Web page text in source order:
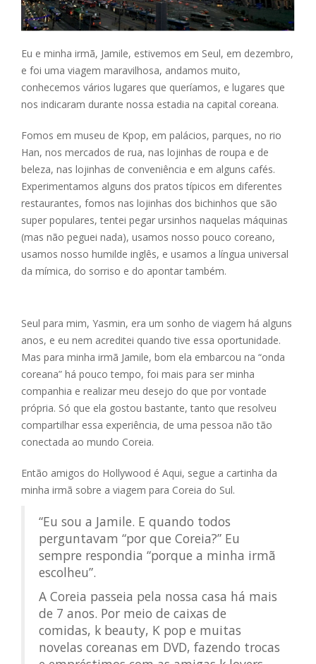
Eu e minha irmã, Jamile, estivemos em Seul, em dezembro,
e foi uma viagem maravilhosa, andamos muito,
conhecemos vários lugares que queríamos, e lugares que
nos indicaram durante nossa estadia na capital coreana.
Fomos em museu de Kpop, em palácios, parques, no rio
Han, nos mercados de rua, nas lojinhas de roupa e de
beleza, nas lojinhas de conveniência e em alguns cafés.
Experimentamos alguns dos pratos típicos em diferentes
restaurantes, fomos nas lojinhas dos bichinhos que são
super populares, tentei pegar ursinhos naquelas máquinas
(mas não peguei nada), usamos nosso pouco coreano,
usamos nosso humilde inglês, e usamos a língua universal
da mímica, do sorriso e do apontar também.
Seul para mim, Yasmin, era um sonho de viagem há alguns
anos, e eu nem acreditei quando tive essa oportunidade.
Mas para minha irmã Jamile, bom ela embarcou na “onda
coreana” há pouco tempo, foi mais para ser minha
companhia e realizar meu desejo do que por vontade
própria. Só que ela gostou bastante, tanto que resolveu
compartilhar essa experiência, de uma pessoa não tão
conectada ao mundo Coreia.
Então amigos do Hollywood é Aqui, segue a cartinha da
minha irmã sobre a viagem para Coreia do Sul.
“Eu sou a Jamile. E quando todos
perguntavam “por que Coreia?” Eu
sempre respondia “porque a minha irmã
escolheu”.
A Coreia passeia pela nossa casa há mais
de 7 anos. Por meio de caixas de
comidas, k beauty, K pop e muitas
novelas coreanas em DVD, fazendo trocas